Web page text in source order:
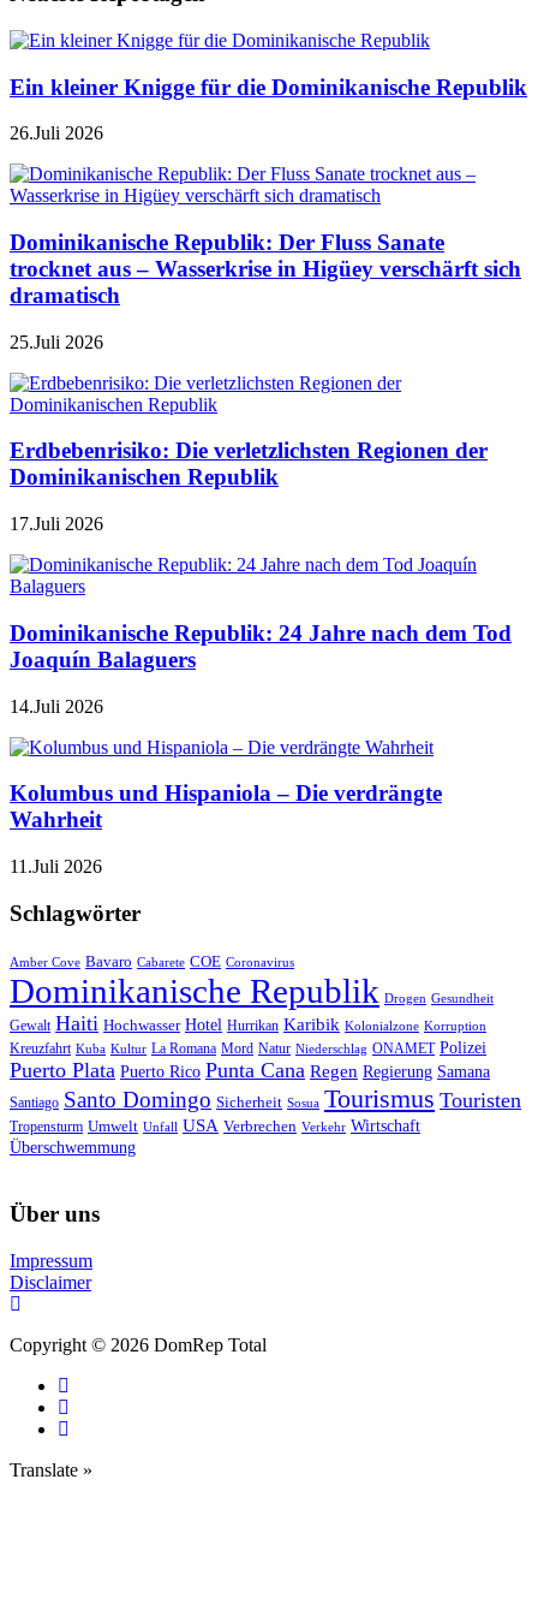
Ein kleiner Knigge für die Dominikanische Republik
26.Juli 2026
Dominikanische Republik: Der Fluss Sanate
trocknet aus – Wasserkrise in Higüey verschärft sich
dramatisch
25.Juli 2026
Erdbebenrisiko: Die verletzlichsten Regionen der
Dominikanischen Republik
17.Juli 2026
Dominikanische Republik: 24 Jahre nach dem Tod
Joaquín Balaguers
14.Juli 2026
Kolumbus und Hispaniola – Die verdrängte
Wahrheit
11.Juli 2026
Schlagwörter
Amber Cove Bavaro Cabarete COE Coronavirus
Dominikanische Republik Drogen Gesundheit
Gewalt Haiti Hochwasser Hotel Hurrikan Karibik Kolonialzone Korruption
Kreuzfahrt Kuba Kultur La Romana Mord Natur Niederschlag ONAMET Polizei
Puerto Plata Puerto Rico Punta Cana Regen Regierung Samana
Santiago Santo Domingo Sicherheit Sosua Tourismus Touristen
Tropensturm Umwelt Unfall USA Verbrechen Verkehr Wirtschaft
Überschwemmung
Über uns
Impressum
Disclaimer
Copyright © 2026 DomRep Total
Translate »